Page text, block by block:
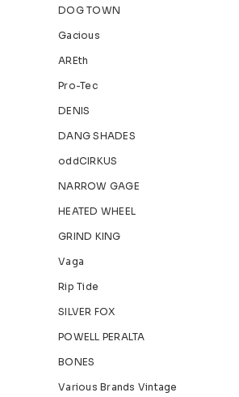
DOG TOWN
Gacious
AREth
Pro-Tec
DENIS
DANG SHADES
oddCIRKUS
NARROW GAGE
HEATED WHEEL
GRIND KING
Vaga
Rip Tide
SILVER FOX
POWELL PERALTA
BONES
Various Brands Vintage